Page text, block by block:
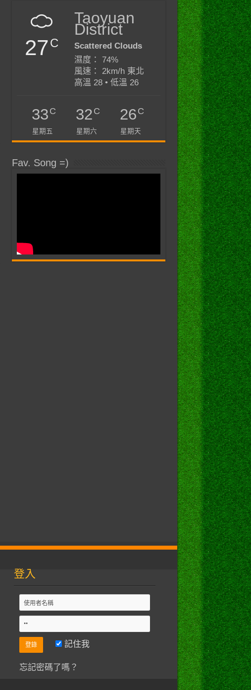
27C
Taoyuan
District
Scattered Clouds
濕度： 74%
風速： 2km/h 東北
高溫 28 • 低溫 26
33C
星期五
32C
星期六
26C
星期天
Fav. Song =)
登入
記住我
忘記密碼了嗎？